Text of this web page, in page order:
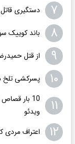
۷ دستگیری
۸ باند کوییک
۹ از قتل
۱۰ پسرکشی تلخ
۱۱
10 بار
ویدئو
۱۲ اعتراف